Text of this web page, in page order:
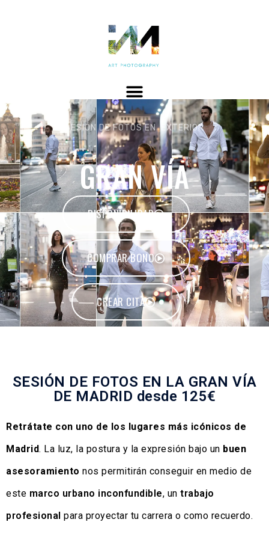
SESIÓN DE FOTOS EN EXTERIOR
GRAN VÍA
DISPONIBILIDAD
COMPRAR BONO
CREAR CITA
SESIÓN DE FOTOS EN LA GRAN VÍA
DE MADRID desde 125€
Retrátate con uno de los lugares más icónicos de
Madrid. La luz, la postura y la expresión bajo un buen
asesoramiento nos permitirán conseguir en medio de
este marco urbano inconfundible, un trabajo
profesional para proyectar tu carrera o como recuerdo.